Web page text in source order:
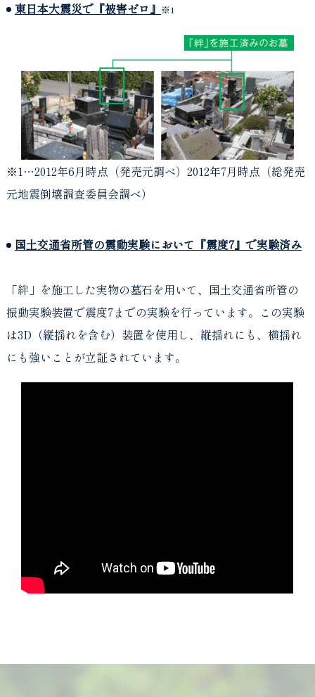
東日本大震災で『被害ゼロ』 ※1
※1…2012年6月時点（発売元調べ）2012年7月時点（総発売
元地震倒壊調査委員会調べ）
国土交通省所管の震動実験において『震度7』で実験済み
「絆」を施工した実物の墓石を用いて、国土交通省所管の
振動実験装置で震度7までの実験を行っています。この実験
は3D（縦揺れを含む）装置を使用し、縦揺れにも、横揺れ
にも強いことが立証されています。